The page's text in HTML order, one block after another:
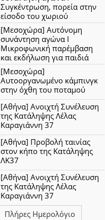
Συγκέντρωση, πορεία στην
είσοδο του χωριού
[Μεσοχώρα] Αυτόνομη
συνάντηση αγώνα Ι
Μικροφωνική παρέμβαση
και εκδήλωση για παιδιά
[Μεσοχώρα]
Αυτοοργανωμένο κάμπινγκ
στην όχθη του ποταμού
[Αθήνα] Ανοιχτή Συνέλευση
της Κατάληψης Λέλας
Καραγιάννη 37
[Αθήνα] Προβολή ταινίας
στον κήπο της Κατάληψης
ΛΚ37
[Αθήνα] Ανοιχτή Συνέλευση
της Κατάληψης Λέλας
Καραγιάννη 37
Πλήρες Ημερολόγιο